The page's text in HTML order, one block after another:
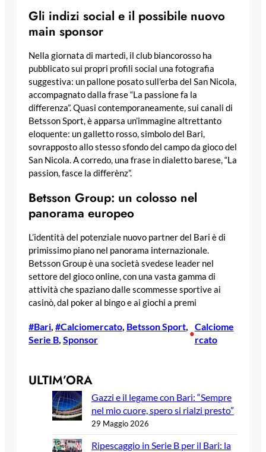
Gli indizi social e il possibile nuovo
main sponsor
Nella giornata di martedì, il club biancorosso ha
pubblicato sui propri profili social una fotografia
suggestiva: un pallone posato sull’erba del San Nicola,
accompagnato dalla frase “La passione fa la
differenza”. Quasi contemporaneamente, sui canali di
Betsson Sport, è apparsa un’immagine altrettanto
eloquente: un galletto rosso, simbolo del Bari,
sovrapposto allo stesso sfondo del campo da gioco del
San Nicola. A corredo, una frase in dialetto barese, “La
passion, fasce la differènz”.
Betsson Group: un colosso nel
panorama europeo
L’identità del potenziale nuovo partner del Bari è di
primissimo piano nel panorama internazionale.
Betsson Group è una società svedese leader nel
settore del gioco online, con una vasta gamma di
attività che spaziano dalle scommesse sportive ai
casinò, dal poker al bingo e ai giochi a premi
#Bari, #Calciomercato, Betsson Sport
Serie B, Sponsor
•
Calciome
rcato
ULTIM’ORA
Gazzi e il legame con Bari: “Sempre
nel mio cuore, spero si rialzi presto”
29 Maggio 2026
Ripescaggio in Serie B per il Bari: la